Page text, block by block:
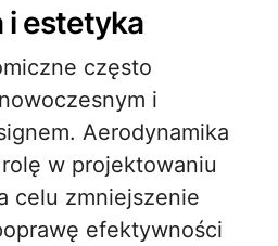
i estetyka
często
i
Aerodynamika
w projektowaniu
celu zmniejszenie
efektywności